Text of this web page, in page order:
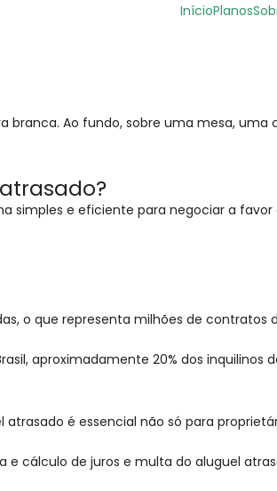
InícioPlanos
simples e eficiente para negociar a favor
o que representa milhões de
aproximadamente 20% dos
é essencial não só para
cálculo de juros e multa do aluguel